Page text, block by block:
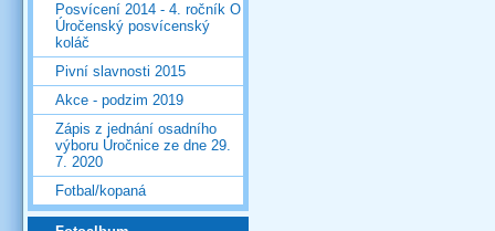
Posvícení 2014 - 4. ročník O
Úročenský posvícenský
koláč
Pivní slavnosti 2015
Akce - podzim 2019
Zápis z jednání osadního
výboru Úročnice ze dne 29.
7. 2020
Fotbal/kopaná